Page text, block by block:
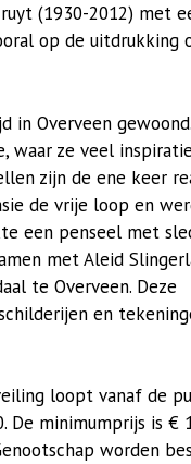
(1930-2012) met
op de uitdrukking
in Overveen
waar ze veel
zijn de ene keer
de vrije loop en
een penseel met
met Aleid
te Overveen. Deze
en
loopt vanaf de
minimumprijs is €
worden